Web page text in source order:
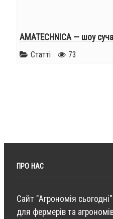
AMATECHNICA — шоу
Статті 73
ПРО НАС
Сайт "Агрономія
для фермерів та